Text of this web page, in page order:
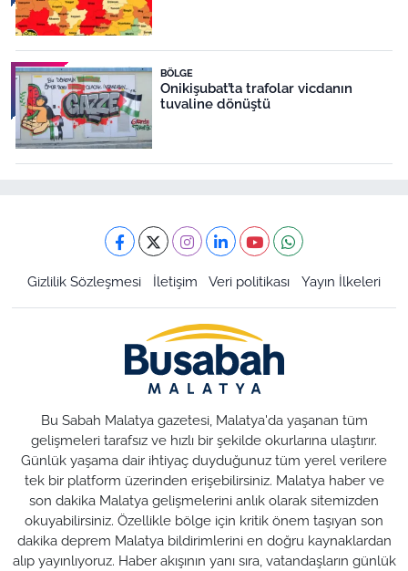
BÖLGE
Onikişubat’ta trafolar vicdanın
tuvaline dönüştü
Gizlilik Sözleşmesi İletişim Veri politikası Yayın İlkeleri
Bu Sabah Malatya gazetesi, Malatya'da yaşanan tüm
gelişmeleri tarafsız ve hızlı bir şekilde okurlarına ulaştırır.
Günlük yaşama dair ihtiyaç duyduğunuz tüm yerel verilere
tek bir platform üzerinden erişebilirsiniz. Malatya haber ve
son dakika Malatya gelişmelerini anlık olarak sitemizden
okuyabilirsiniz. Özellikle bölge için kritik önem taşıyan son
dakika deprem Malatya bildirimlerini en doğru kaynaklardan
alıp yayınlıyoruz. Haber akışının yanı sıra, vatandaşların günlük